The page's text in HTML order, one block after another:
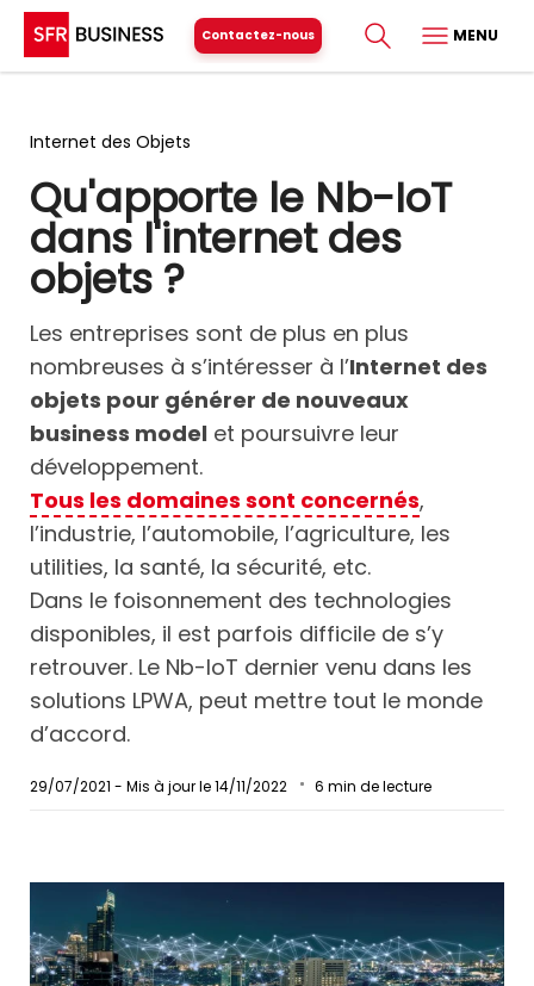
Contactez-nous MENU
Internet des Objets
Qu'apporte le Nb-IoT
dans l'internet des
objets ?
Les entreprises sont de plus en plus
nombreuses à s’intéresser à l’Internet des
objets pour générer de nouveaux
business model et poursuivre leur
développement.
Tous les domaines sont concernés,
l’industrie, l’automobile, l’agriculture, les
utilities, la santé, la sécurité, etc.
Dans le foisonnement des technologies
disponibles, il est parfois difficile de s’y
retrouver. Le Nb-IoT dernier venu dans les
solutions LPWA, peut mettre tout le monde
d’accord.
29/07/2021 - Mis à jour le 14/11/2022 6 min de lecture